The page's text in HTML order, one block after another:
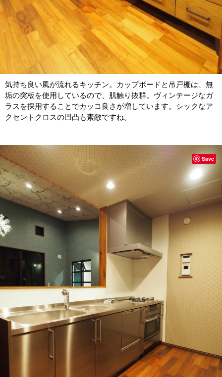
気持ち良い風が流れるキッチン。カップボードと吊戸棚は、無
垢の突板を使用しているので、肌触り抜群。ヴィンテージなガ
ラスを採用することでカッコ良さが増しています。シックなア
クセントクロスの凹凸も素敵ですね。
Save